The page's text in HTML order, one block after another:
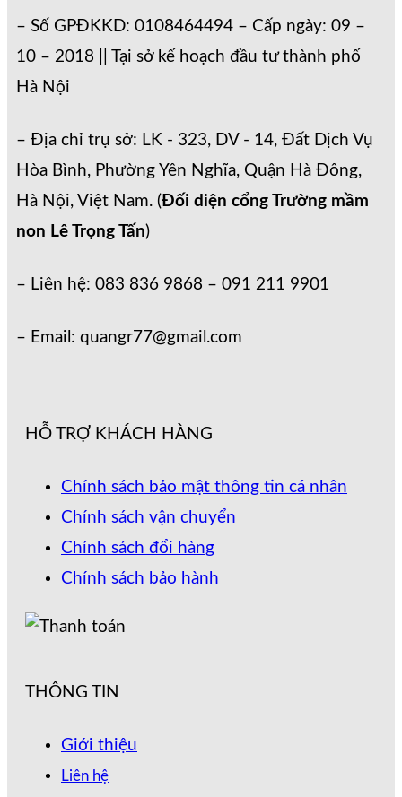
– Số GPĐKKD: 0108464494 – Cấp ngày: 09 –
10 – 2018 || Tại sở kế hoạch đầu tư thành phố
Hà Nội
– Địa chỉ trụ sở: LK - 323, DV - 14, Đất Dịch Vụ
Hòa Bình, Phường Yên Nghĩa, Quận Hà Đông,
Hà Nội, Việt Nam. (Đối diện cổng Trường mầm
non Lê Trọng Tấn)
– Liên hệ: 083 836 9868 – 091 211 9901
– Email: quangr77@gmail.com
HỖ TRỢ KHÁCH HÀNG
Chính sách bảo mật thông tin cá nhân
Chính sách vận chuyển
Chính sách đổi hàng
Chính sách bảo hành
THÔNG TIN
Giới thiệu
Liên hệ